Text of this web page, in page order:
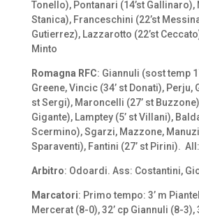
Tonello), Pontanari (14’st Gallinaro),
Stanica), Franceschini (22’st
Gutierrez), Lazzarotto (22’st
Minto
Romagna RFC: Giannuli (sost temp
Greene, Vincic (34’ st Donati), Perju,
st Sergi), Maroncelli (27’ st
Gigante), Lamptey (5’ st Villani),
Scermino), Sgarzi, Mazzone, Manuzi
Sparaventi), Fantini (27’ st Pirini).
Arbitro: Odoardi. Ass: Costantini,
Marcatori: Primo tempo: 3’ m
Mercerat (8-0), 32’ cp Giannuli (8-3),